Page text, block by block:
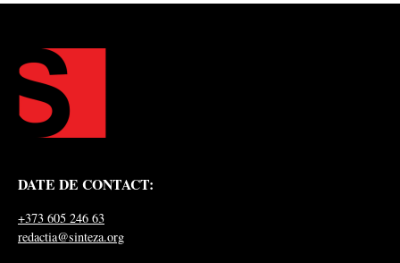
DATE DE CONTACT:
+373 605 246 63
redactia@sinteza.org